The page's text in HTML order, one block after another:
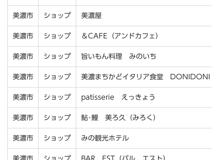
美濃市 ショップ 美濃屋
美濃市 ショップ ＆CAFE（アンドカフェ）
美濃市 ショップ 旨いもん料理 みのいち
美濃市 ショップ 美濃まちかどイタリア食堂 DONIDONI（
美濃市 ショップ patisserie えっきょう
美濃市 ショップ 鮎･鰻 美ろ久（みろく）
美濃市 ショップ みの観光ホテル
美濃市 ショップ BAR EST（バル エスト）